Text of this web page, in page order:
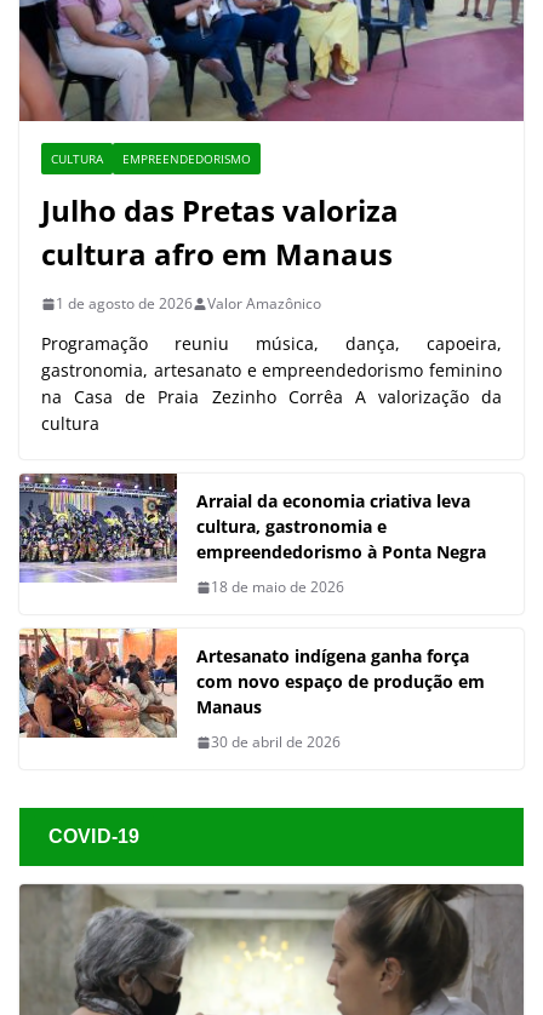
CULTURA EMPREENDEDORISMO
Julho das Pretas valoriza
cultura afro em Manaus
1 de agosto de 2026 Valor Amazônico
Programação reuniu música, dança, capoeira,
gastronomia, artesanato e empreendedorismo feminino
na Casa de Praia Zezinho Corrêa A valorização da
cultura
Arraial da economia criativa leva
cultura, gastronomia e
empreendedorismo à Ponta Negra
18 de maio de 2026
Artesanato indígena ganha força
com novo espaço de produção em
Manaus
30 de abril de 2026
COVID-19